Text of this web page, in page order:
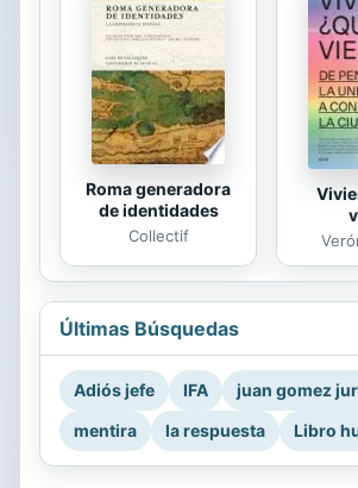
Roma generadora
de identidades
Collectif
Últimas Búsquedas
Adiós jefe IFA
juan gomez
mentira
la respuesta Libro